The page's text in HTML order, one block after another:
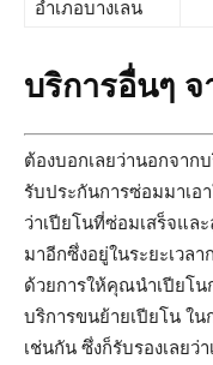
อำเภอบางเลน
บริการอื่นๆ จ
ต้องบอกเลยว่านอกจาก
รับประกันการซ่อมมาเ
ว่าเปียโนที่ซ่อมเสร็จแ
มาอีกซึ่งอยู่ในระยะเวล
ด้วยการให้คุณนำเปียโ
บริการขนย้ายเปียโน ใ
เช่นกัน ซึ่งก็รับรองเลยว่